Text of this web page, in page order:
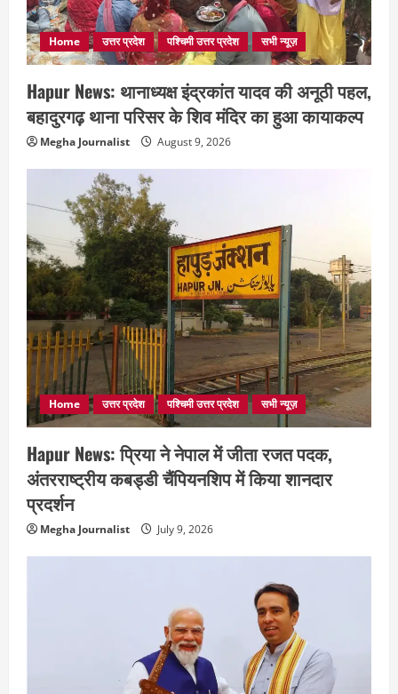
Home उत्तर प्रदेश पश्चिमी उत्तर प्रदेश सभी न्यूज़
Hapur News: थानाध्यक्ष इंद्रकांत यादव की अनूठी पहल,
बहादुरगढ़ थाना परिसर के शिव मंदिर का हुआ कायाकल्प
Megha Journalist August 9, 2026
Home उत्तर प्रदेश पश्चिमी उत्तर प्रदेश सभी न्यूज़
Hapur News: प्रिया ने नेपाल में जीता रजत पदक,
अंतरराष्ट्रीय कबड्डी चैंपियनशिप में किया शानदार
प्रदर्शन
Megha Journalist July 9, 2026